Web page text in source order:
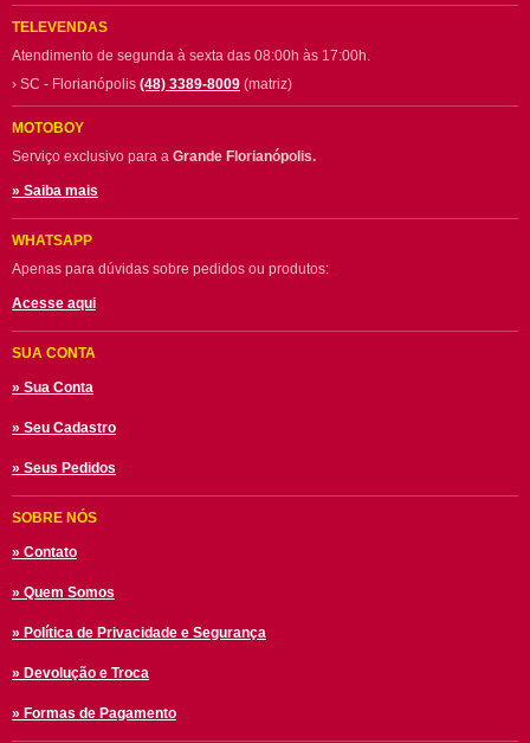
TELEVENDAS
Atendimento de segunda à sexta das 08:00h às 17:00h.
› SC - Florianópolis (48) 3389-8009 (matriz)
MOTOBOY
Serviço exclusivo para a Grande Florianópolis.
» Saiba mais
WHATSAPP
Apenas para dúvidas sobre pedidos ou produtos:
Acesse aqui
SUA CONTA
» Sua Conta
» Seu Cadastro
» Seus Pedidos
SOBRE NÓS
» Contato
» Quem Somos
» Política de Privacidade e Segurança
» Devolução e Troca
» Formas de Pagamento